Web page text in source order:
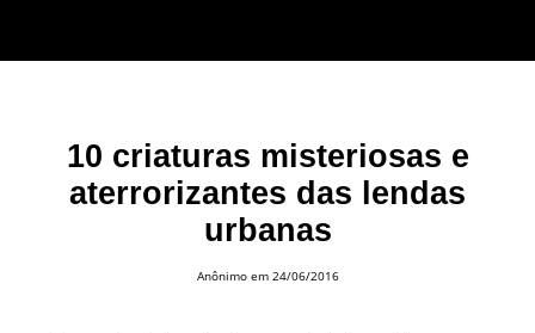
10 criaturas misteriosas e
aterrorizantes das lendas
urbanas
Anônimo em 24/06/2016